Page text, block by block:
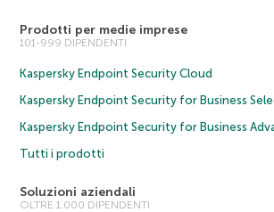
Prodotti per medie imprese
101-999 DIPENDENTI
Kaspersky Endpoint Security Cloud
Kaspersky Endpoint Security for Business
Kaspersky Endpoint Security for Business
Tutti i prodotti
Soluzioni aziendali
OLTRE 1.000 DIPENDENTI